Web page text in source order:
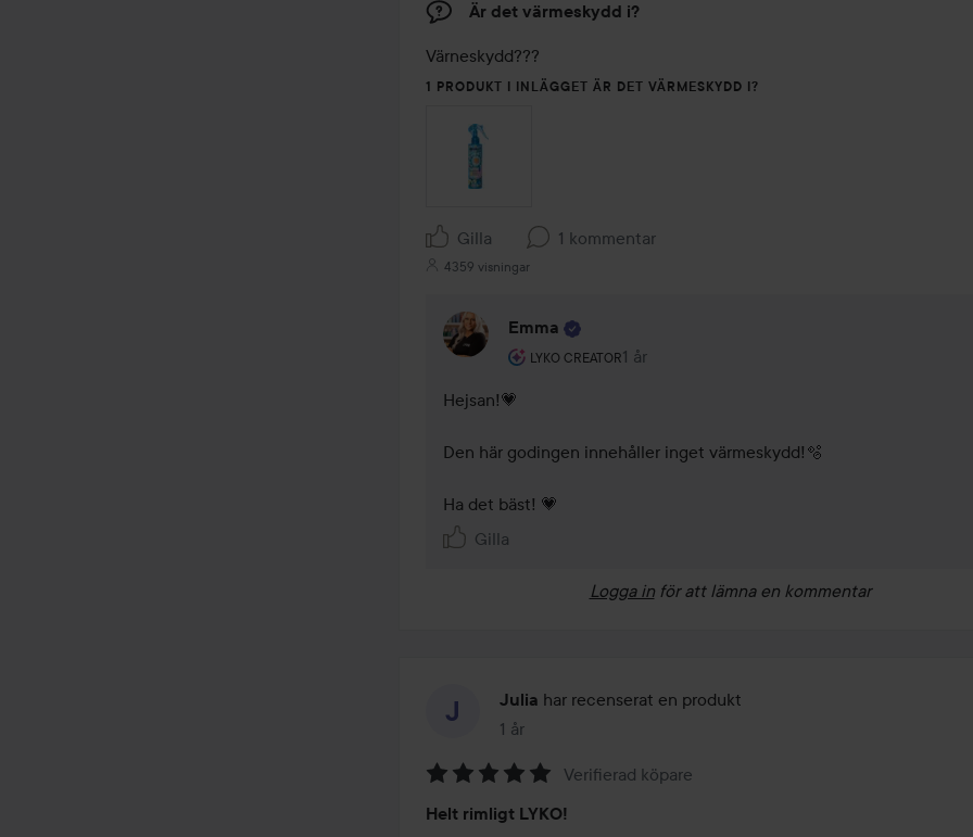
Är det värmeskydd i?
Värneskydd???
1 PRODUKT I INLÄGGET ÄR DET VÄRMESKYDD I?
Gilla 1 kommentar
4359 visningar
Emma
LYKO CREATOR
Användarens roll: Lyko Creator.
1 år
Kommentaren lades 1 år
Hejsan!💗
Den här godingen innehåller inget värmeskydd!🫧
Ha det bäst! 💗
Gilla
Logga in för att lämna en kommentar
Julia har recenserat en produkt
1 år
Inlägget skapades 1 år
5
Verifierad köpare
Helt rimligt LYKO!